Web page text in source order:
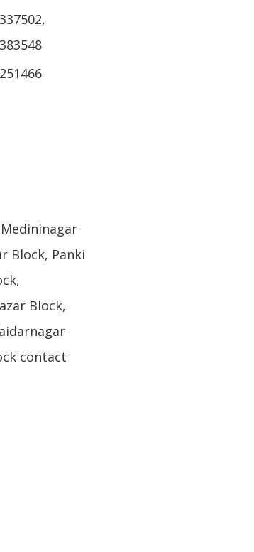
Block, Panki
Block,
contact